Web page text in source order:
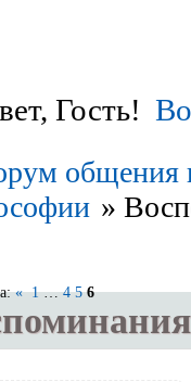
Гость!
общения
»
« 1 … 4 5 6